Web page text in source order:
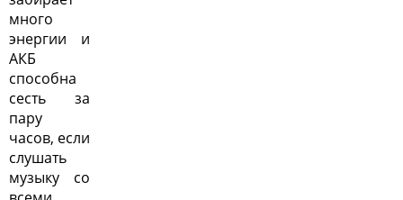
много
энергии и
АКБ
способна
сесть за
пару
часов, если
слушать
музыку со